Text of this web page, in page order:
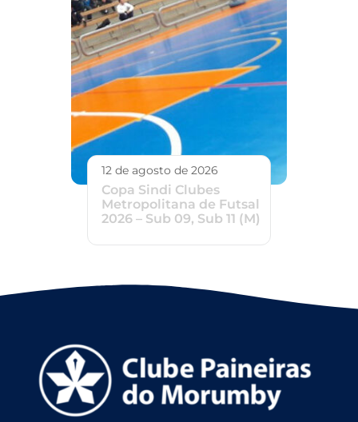
12 de agosto de 2026
Copa Sindi Clubes
Metropolitana de Futsal
2026 – Sub 09, Sub 11 (M)